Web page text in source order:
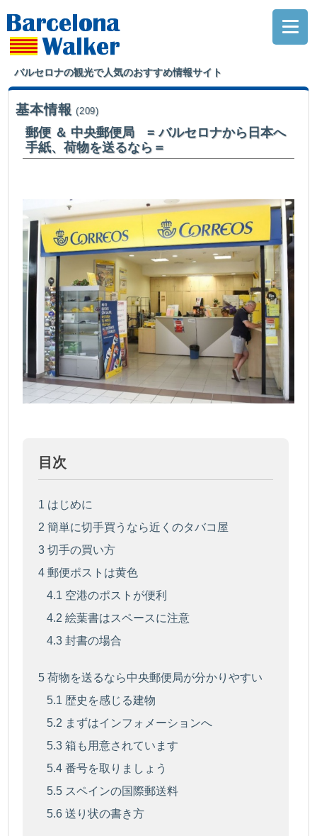
バルセロナの観光で人気のおすすめ情報サイト
基本情報(209)
郵便 ＆ 中央郵便局 = バルセロナから日本へ
手紙、荷物を送るなら＝
目次
1 はじめに
2 簡単に切手買うなら近くのタバコ屋
3 切手の買い方
4 郵便ポストは黄色
4.1 空港のポストが便利
4.2 絵葉書はスペースに注意
4.3 封書の場合
5 荷物を送るなら中央郵便局が分かりやすい
5.1 歴史を感じる建物
5.2 まずはインフォメーションへ
5.3 箱も用意されています
5.4 番号を取りましょう
5.5 スペインの国際郵送料
5.6 送り状の書き方